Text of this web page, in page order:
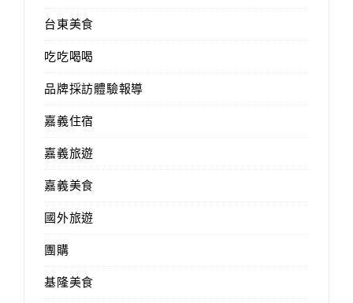
台東美食
吃吃喝喝
品牌採訪體驗報導
嘉義住宿
嘉義旅遊
嘉義美食
國外旅遊
團購
基隆美食